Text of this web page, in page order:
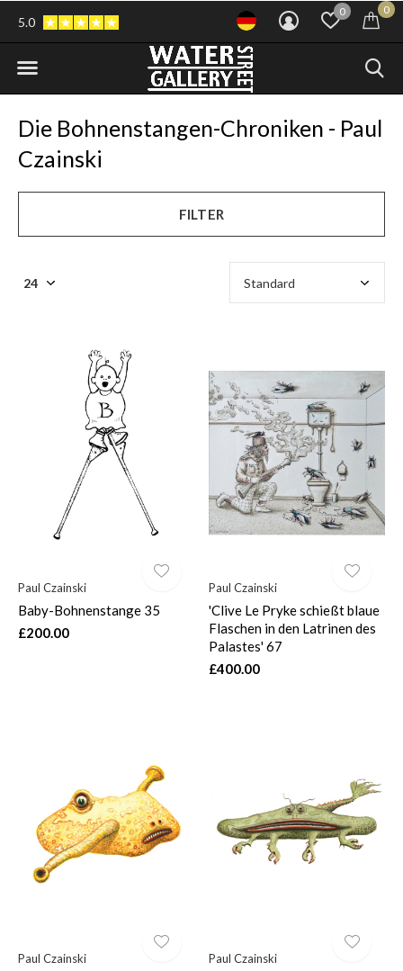
0 0
5.0
Die Bohnenstangen-Chroniken - Paul
Czainski
FILTER
Paul Czainski
Baby-Bohnenstange 35
£200.00
Paul Czainski
'Clive Le Pryke schießt blaue
Flaschen in den Latrinen des
Palastes' 67
£400.00
Paul Czainski Paul Czainski